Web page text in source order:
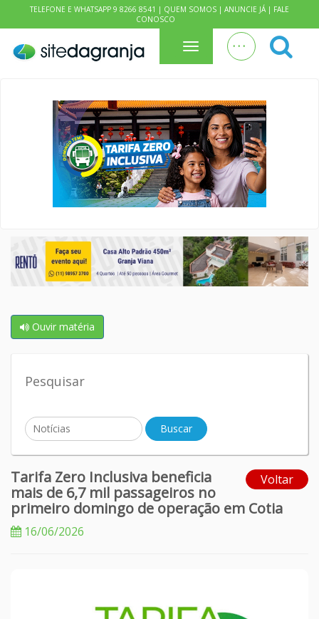
TELEFONE E WHATSAPP 9 8266 8541 | QUEM SOMOS | ANUNCIE JÁ| FALE
CONOSCO
Menu . . .
Ouvir matéria
Pesquisar
Voltar
Tarifa Zero Inclusiva beneficia
mais de 6,7 mil passageiros no
primeiro domingo de operação em Cotia
16/06/2026